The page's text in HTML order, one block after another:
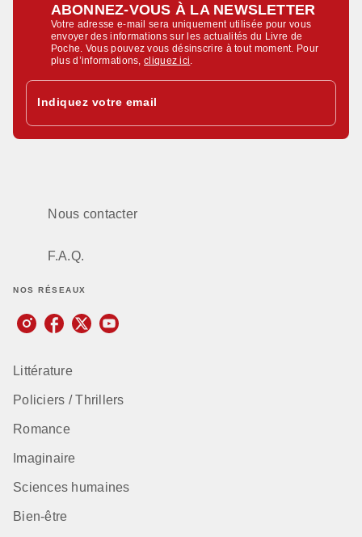
ABONNEZ-VOUS À LA NEWSLETTER
Votre adresse e-mail sera uniquement utilisée pour vous
envoyer des informations sur les actualités du Livre de
Poche. Vous pouvez vous désinscrire à tout moment. Pour
plus d’informations,cliquez ici
Indiquez votre email
Nous contacter
F.A.Q.
NOS RÉSEAUX
Littérature
Policiers / Thrillers
Romance
Imaginaire
Sciences humaines
Bien-être